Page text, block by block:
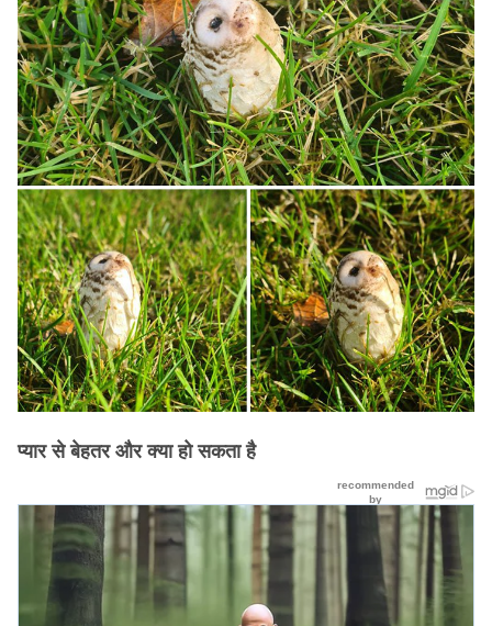
प्यार से बेहतर और क्या हो सकता है